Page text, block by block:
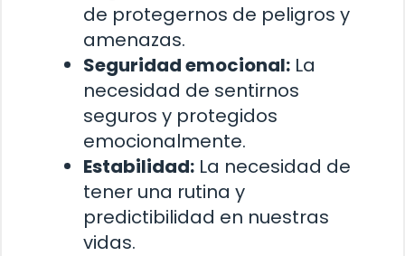
de protegernos de peligros y
amenazas.
Seguridad emocional: La
necesidad de sentirnos
seguros y protegidos
emocionalmente.
Estabilidad: La necesidad de
tener una rutina y
predictibilidad en nuestras
vidas.